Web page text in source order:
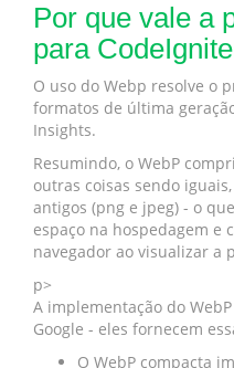
Por que vale a
para
O uso do Webp resolve o
formatos de última
Insights.
Resumindo, o WebP
outras coisas sendo
antigos (png e jpeg) - o
espaço na hospedagem e
navegador ao visualizar a
p>
A implementação do
Google - eles fornecem
O WebP compacta